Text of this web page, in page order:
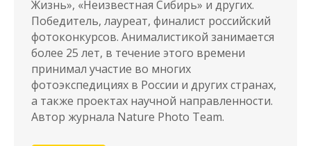
Жизнь», «Неизвестная Сибирь» и других.
Победитель, лауреат, финалист российский
фотоконкурсов. Анималистикой занимается
более 25 лет, в течение этого времени
принимал участие во многих
фотоэкспедициях в России и других странах,
а также проектах научной направленности.
Автор журнала Nature Photo Team.